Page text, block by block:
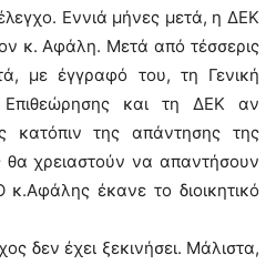
Εννιά μήνες μετά, η ΔΕΚ
κ. Αφάλη. Μετά από τέσσερις
με έγγραφό του, τη Γενική
Επιθεώρησης και τη ΔΕΚ αν
κατόπιν της απάντησης της
θα χρειαστούν να απαντήσουν
έκανε το διοικητικό
δεν έχει ξεκινήσει. Μάλιστα,